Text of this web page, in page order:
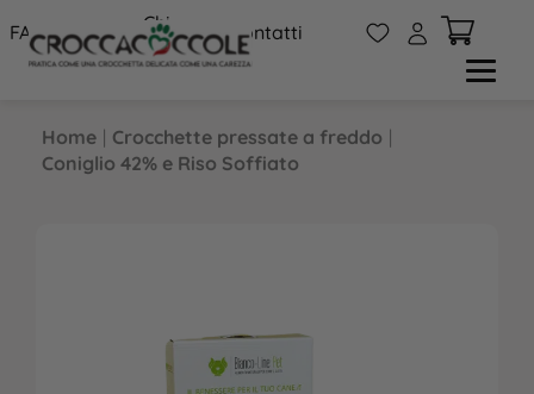
FAQs
Chi
siamo
Contatti W A
Home | Crocchette pressate a freddo |
Coniglio 42% e Riso Soffiato